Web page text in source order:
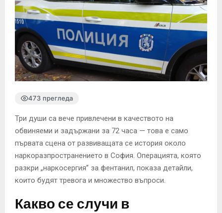
473 прегледа
Три души са вече привлечени в качеството на
обвиняеми и задържани за 72 часа — това е само
първата сцена от развиващата се история около
наркоразпространението в София. Операцията, която
разкри „наркосергия” за фентанил, показа детайли,
които будят тревога и множество въпроси.
Какво се случи в